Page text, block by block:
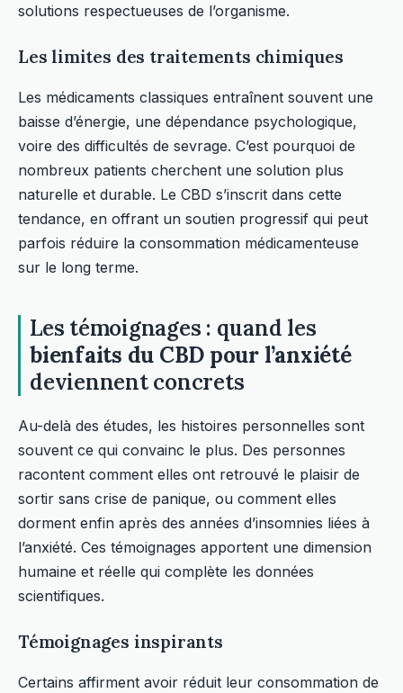
solutions respectueuses de l’organisme.
Les limites des traitements chimiques
Les médicaments classiques entraînent souvent une
baisse d’énergie, une dépendance psychologique,
voire des difficultés de sevrage. C’est pourquoi de
nombreux patients cherchent une solution plus
naturelle et durable. Le CBD s’inscrit dans cette
tendance, en offrant un soutien progressif qui peut
parfois réduire la consommation médicamenteuse
sur le long terme.
Les témoignages : quand les
bienfaits du CBD pour l’anxiété
deviennent concrets
Au-delà des études, les histoires personnelles sont
souvent ce qui convainc le plus. Des personnes
racontent comment elles ont retrouvé le plaisir de
sortir sans crise de panique, ou comment elles
dorment enfin après des années d’insomnies liées à
l’anxiété. Ces témoignages apportent une dimension
humaine et réelle qui complète les données
scientifiques.
Témoignages inspirants
Certains affirment avoir réduit leur consommation de